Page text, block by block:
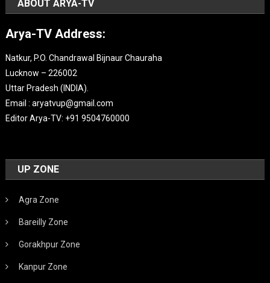
ABOUT ARYA-TV
Arya-TV Address:
Natkur, P.O. Chandrawal Bijnaur Chauraha
Lucknow – 226002
Uttar Pradesh (INDIA).
Email : aryatvup@gmail.com
Editor Arya-TV: +91 9504760000
UP ZONE
Agra Zone
Bareilly Zone
Gorakhpur Zone
Kanpur Zone